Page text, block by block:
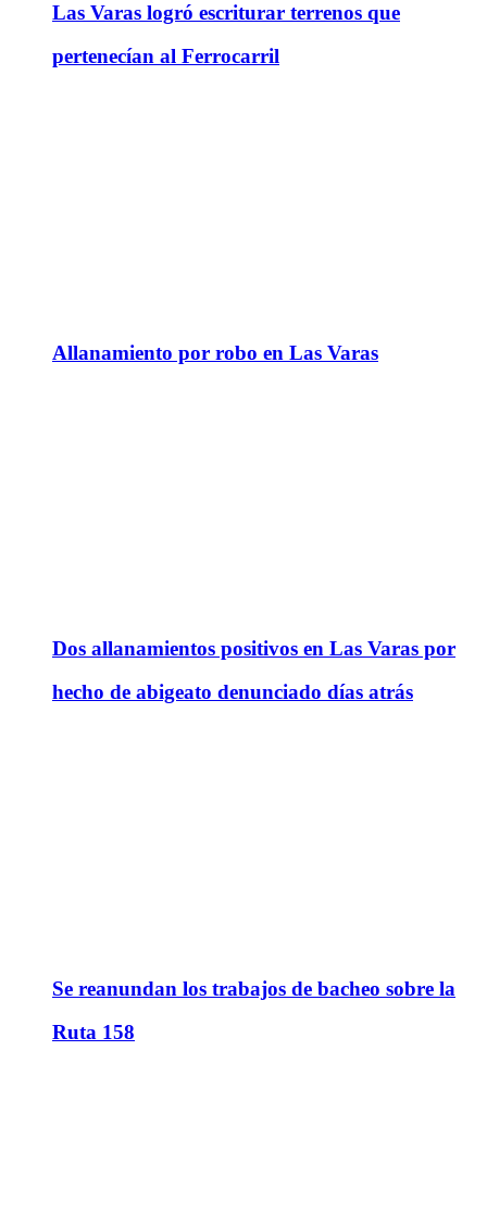
Las Varas logró escriturar terrenos que
pertenecían al Ferrocarril
Allanamiento por robo en Las Varas
Dos allanamientos positivos en Las Varas por
hecho de abigeato denunciado días atrás
Se reanundan los trabajos de bacheo sobre la
Ruta 158